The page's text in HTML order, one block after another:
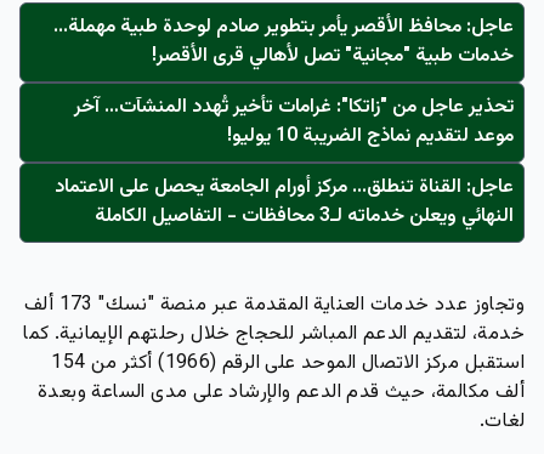
عاجل: محافظ الأقصر يأمر بتطوير صادم لوحدة طبية مهملة...
خدمات طبية "مجانية" تصل لأهالي قرى الأقصر!
تحذير عاجل من "زاتكا": غرامات تأخير تُهدد المنشآت… آخر
موعد لتقديم نماذج الضريبة 10 يوليو!
عاجل: القناة تنطلق... مركز أورام الجامعة يحصل على الاعتماد
النهائي ويعلن خدماته لـ3 محافظات - التفاصيل الكاملة
وتجاوز عدد خدمات العناية المقدمة عبر منصة "نسك" 173 ألف
خدمة، لتقديم الدعم المباشر للحجاج خلال رحلتهم الإيمانية. كما
استقبل مركز الاتصال الموحد على الرقم (1966) أكثر من 154
ألف مكالمة، حيث قدم الدعم والإرشاد على مدى الساعة وبعدة
لغات.